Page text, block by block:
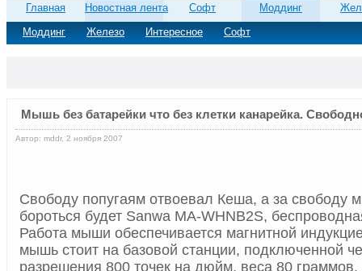
Главная
Новостная лента
Моддинг
Железо Интересное Софт
Софт Моддинг
Мышь без батарейки что без клетки канарейка.
Автор: mddr, 2 ноября 2007
Свободу попугаям отвоевал Кеша, а за свободу
бороться будет Sanwa MA-WHNB2S,
Работа мыши обеспечивается магнитной
мышь стоит на базовой станции, подключенной
разрешения 800 точек на дюйм, веса 80 граммов,